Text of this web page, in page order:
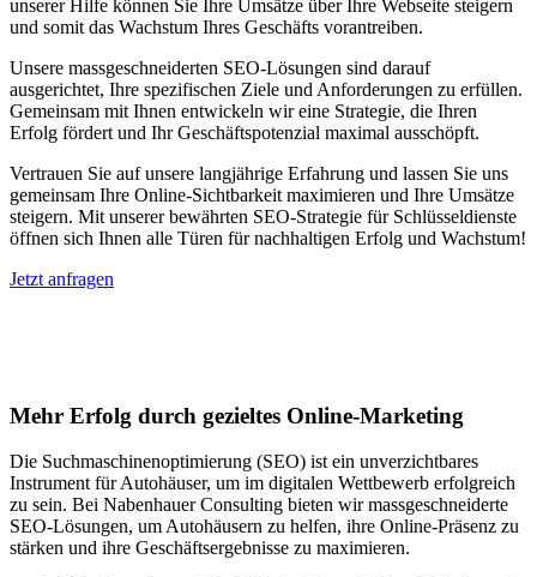
unserer Hilfe können Sie Ihre Umsätze über Ihre Webseite steigern
und somit das Wachstum Ihres Geschäfts vorantreiben.
Unsere massgeschneiderten SEO-Lösungen sind darauf
ausgerichtet, Ihre spezifischen Ziele und Anforderungen zu erfüllen.
Gemeinsam mit Ihnen entwickeln wir eine Strategie, die Ihren
Erfolg fördert und Ihr Geschäftspotenzial maximal ausschöpft.
Vertrauen Sie auf unsere langjährige Erfahrung und lassen Sie uns
gemeinsam Ihre Online-Sichtbarkeit maximieren und Ihre Umsätze
steigern. Mit unserer bewährten SEO-Strategie für Schlüsseldienste
öffnen sich Ihnen alle Türen für nachhaltigen Erfolg und Wachstum!
Jetzt anfragen
Mehr Erfolg durch gezieltes Online-Marketing
Die Suchmaschinenoptimierung (SEO) ist ein unverzichtbares
Instrument für Autohäuser, um im digitalen Wettbewerb erfolgreich
zu sein. Bei Nabenhauer Consulting bieten wir massgeschneiderte
SEO-Lösungen, um Autohäusern zu helfen, ihre Online-Präsenz zu
stärken und ihre Geschäftsergebnisse zu maximieren.